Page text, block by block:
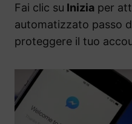
Fai clic su Inizia per
automatizzato passo
proteggere il tuo